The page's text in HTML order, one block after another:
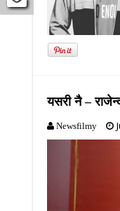
यसरी नै –
Newsfilmy